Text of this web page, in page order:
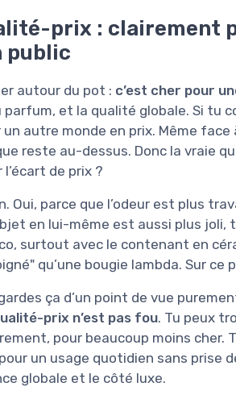
prix : clairement
public
autour du pot : c’est cher pour
parfum, et la qualité globale. Si tu
autre monde en prix. Même
reste au-dessus. Donc la vraie
de prix ?
Oui, parce que l’odeur est plus
en lui-même est aussi plus
surtout avec le contenant en
qu’une bougie lambda. Sur
ça d’un point de vue
prix n’est pas fou. Tu peux
pour beaucoup moins cher.
un usage quotidien sans prise
globale et le côté luxe.